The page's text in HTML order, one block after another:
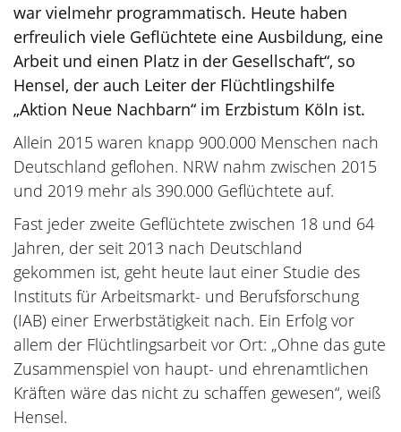
war vielmehr programmatisch. Heute haben
erfreulich viele Geflüchtete eine Ausbildung, eine
Arbeit und einen Platz in der Gesellschaft“, so
Hensel, der auch Leiter der Flüchtlingshilfe
„Aktion Neue Nachbarn“ im Erzbistum Köln ist.
Allein 2015 waren knapp 900.000 Menschen nach
Deutschland geflohen. NRW nahm zwischen 2015
und 2019 mehr als 390.000 Geflüchtete auf.
Fast jeder zweite Geflüchtete zwischen 18 und 64
Jahren, der seit 2013 nach Deutschland
gekommen ist, geht heute laut einer Studie des
Instituts für Arbeitsmarkt- und Berufsforschung
(IAB) einer Erwerbstätigkeit nach. Ein Erfolg vor
allem der Flüchtlingsarbeit vor Ort: „Ohne das gute
Zusammenspiel von haupt- und ehrenamtlichen
Kräften wäre das nicht zu schaffen gewesen“, weiß
Hensel.